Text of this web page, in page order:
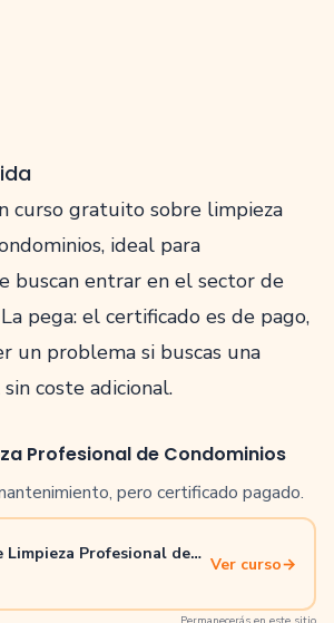
curso gratuito sobre limpieza
ideal para
buscan entrar en el sector de
pega: el certificado es de pago,
un problema si buscas una
coste adicional.
Profesional de Condominios
pero certificado pagado.
Limpieza Profesional de
Ver curso→